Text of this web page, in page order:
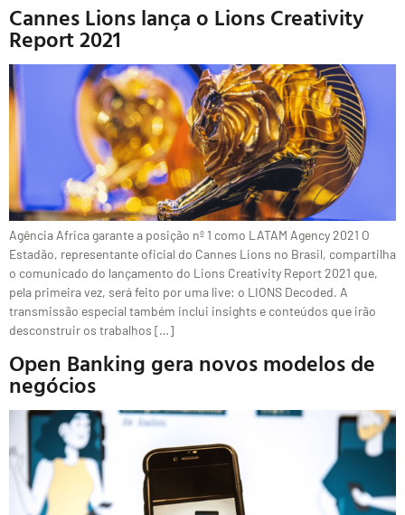
Cannes Lions lança o Lions Creativity
Report 2021
Agência Africa garante a posição nº 1 como LATAM Agency 2021 O
Estadão, representante oficial do Cannes Lions no Brasil, compartilha
o comunicado do lançamento do Lions Creativity Report 2021 que,
pela primeira vez, será feito por uma live: o LIONS Decoded. A
transmissão especial também inclui insights e conteúdos que irão
desconstruir os trabalhos […]
Open Banking gera novos modelos de
negócios